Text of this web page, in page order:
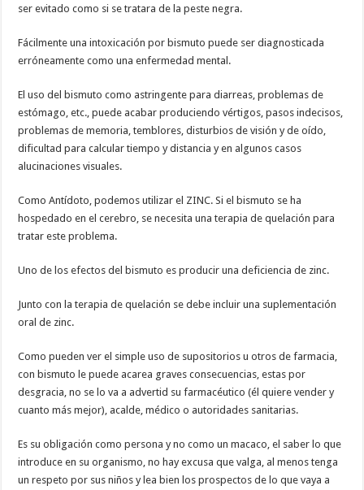
ser evitado como si se tratara de la peste negra.
Fácilmente una intoxicación por bismuto puede ser diagnosticada
erróneamente como una enfermedad mental.
El uso del bismuto como astringente para diarreas, problemas de
estómago, etc., puede acabar produciendo vértigos, pasos indecisos,
problemas de memoria, temblores, disturbios de visión y de oído,
dificultad para calcular tiempo y distancia y en algunos casos
alucinaciones visuales.
Como Antídoto, podemos utilizar el ZINC. Si el bismuto se ha
hospedado en el cerebro, se necesita una terapia de quelación para
tratar este problema.
Uno de los efectos del bismuto es producir una deficiencia de zinc.
Junto con la terapia de quelación se debe incluir una suplementación
oral de zinc.
Como pueden ver el simple uso de supositorios u otros de farmacia,
con bismuto le puede acarea graves consecuencias, estas por
desgracia, no se lo va a advertid su farmacéutico (él quiere vender y
cuanto más mejor), acalde, médico o autoridades sanitarias.
Es su obligación como persona y no como un macaco, el saber lo que
introduce en su organismo, no hay excusa que valga, al menos tenga
un respeto por sus niños y lea bien los prospectos de lo que vaya a